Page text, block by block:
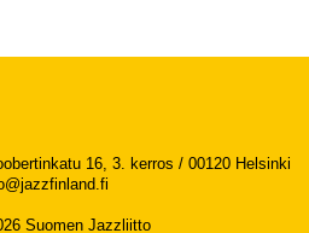
16, 3. kerros / 00120 Helsinki
Suomen Jazzliitto